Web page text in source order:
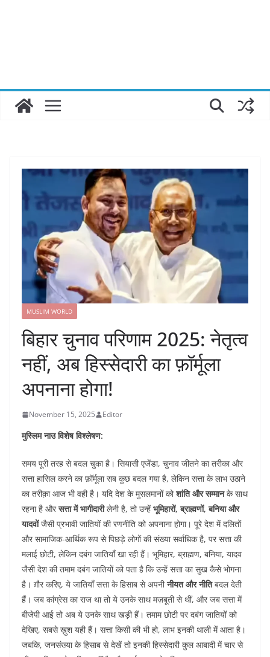
MUSLIM WORLD
बिहार चुनाव परिणाम 2025: नेतृत्व
नहीं, अब हिस्सेदारी का फ़ॉर्मूला
अपनाना होगा!
November 15, 2025 Editor
मुस्लिम नाउ विशेष विश्लेषण:
समय पूरी तरह से बदल चुका है। सियासी एजेंडा, चुनाव जीतने का तरीका और
सत्ता हासिल करने का फ़ॉर्मूला सब कुछ बदल गया है, लेकिन सत्ता के लाभ उठाने
का तरीक़ा आज भी वही है। यदि देश के मुसलमानों कोशांति और सम्मानके साथ
रहना है औरसत्ता में भागीदारीलेनी है, तो उन्हें भूमिहारों, ब्राह्मणों, बनिया और
यादवोंजैसी प्रभावी जातियों की रणनीति को अपनाना होगा। पूरे देश में दलितों
और सामाजिक-आर्थिक रूप से पिछड़े लोगों की संख्या सर्वाधिक है, पर सत्ता की
मलाई छोटी, लेकिन दबंग जातियाँ खा रही हैं। भूमिहार, ब्राह्मण, बनिया, यादव
जैसी देश की तमाम दबंग जातियों को पता है कि उन्हें सत्ता का सुख कैसे भोगना
है। ग़ौर करिए, ये जातियाँ सत्ता के हिसाब से अपनीनीयत और नीतिबदल देती
हैं। जब कांग्रेस का राज था तो ये उनके साथ मज़बूती से थीं, और जब सत्ता में
बीजेपी आई तो अब ये उनके साथ खड़ी हैं। तमाम छोटी पर दबंग जातियों को
देखिए, सबसे ख़ुश यही हैं। सत्ता किसी की भी हो, लाभ इनकी थाली में आता है।
जबकि, जनसंख्या के हिसाब से देखें तो इनकी हिस्सेदारी कुल आबादी में चार से